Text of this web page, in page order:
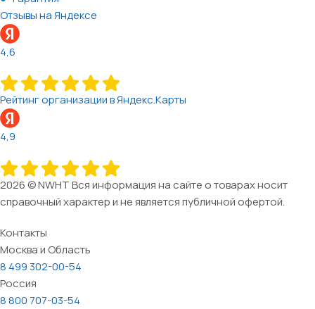
Отзывы на Яндексе
4,6
Рейтинг организации в Яндекс.Карты
4,9
2026 © NWHT Вся информация на сайте о товарах носит
справочный характер и не является публичной офертой.
Контакты
Москва и Область
8 499 302-00-54
Россия
8 800 707-03-54